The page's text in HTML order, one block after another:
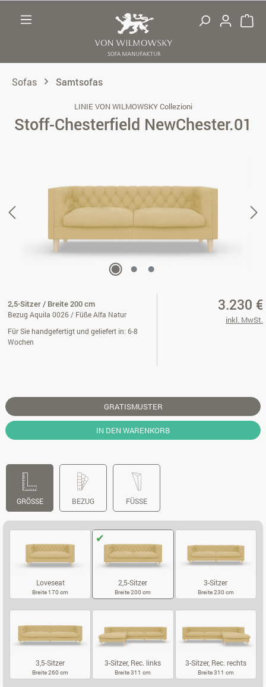
Sofas Samtsofas
LINIE VON WILMOWSKY Collezioni
Stoff-Chesterfield NewChester.01
2,5-Sitzer / Breite 200 cm
Bezug Aquila 0026 / Füße Alfa Natur
Für Sie handgefertigt und geliefert in: 6-8
Wochen
3.230 €
inkl. MwSt.
GRATISMUSTER
IN DEN WARENKORB
GRÖSSE BEZUG FÜSSE
Loveseat
Breite 170 cm
2,5-Sitzer
Breite 200 cm
3-Sitzer
Breite 230 cm
3,5-Sitzer
Breite 260 cm
3-Sitzer, Rec. links
Breite 311 cm
3-Sitzer, Rec. rechts
Breite 311 cm